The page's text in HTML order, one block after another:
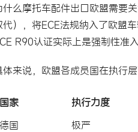
什么摩托车配件出口欧盟需要
代），将ECE法规纳入了欧
R90认证实际上是强制性准入
体来说，欧盟各成员国在执行层
国家 执行力度
德国
极严